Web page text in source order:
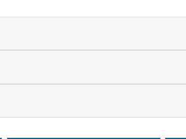
ist die Kombination modernster
effizienter und vor allem
(Vulnerable Road Users
ein besonderes Risiko
Prädiktion von Kollisionen und